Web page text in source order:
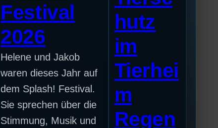
Festival
2026
Helene und Jakob
waren dieses Jahr auf
dem Splash! Festival.
Sie sprechen über die
Stimmung, Musik und
hutz
im
Tierhei
m
Regen